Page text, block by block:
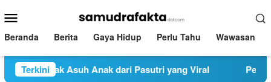
ke
kontenMobile
Beranda Berita Gaya Hidup Perlu Tahu Wawasan
Terkini
Hak Asuh Anak dari Pasutri yang Viral Pemprov